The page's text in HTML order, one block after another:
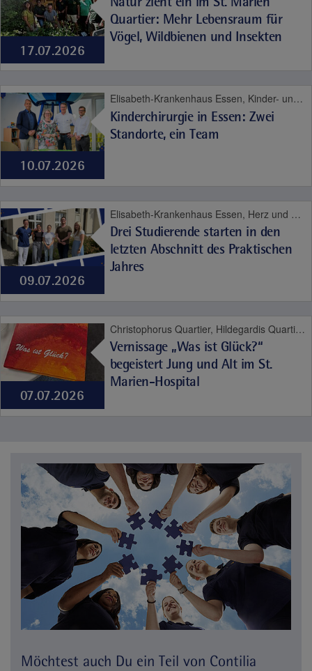
17.07.2026
Quartier: Mehr Lebensraum für
Vögel, Wildbienen und Insekten
10.07.2026
Elisabeth-Krankenhaus Essen, Kinder- und Jugendmedizin
Kinderchirurgie in Essen: Zwei
Standorte, ein Team
09.07.2026
Elisabeth-Krankenhaus Essen, Herz und Gefäße, Karriere, Kinder- und Jugendmedizin, Viszeralmedizin
Drei Studierende starten in den
letzten Abschnitt des Praktischen
Jahres
07.07.2026
Christophorus Quartier, Hildegardis Quartier, Katholisches Familienzentrum und Kindergarten Auf den Hufen, St. Marien-Hospital Mülheim an der Ruhr, Altersmedizin, Contilia, Kinder- und Jugendmedizin, Pflege
Vernissage „Was ist Glück?“
begeistert Jung und Alt im St.
Marien-Hospital
Möchtest auch Du ein Teil von Contilia